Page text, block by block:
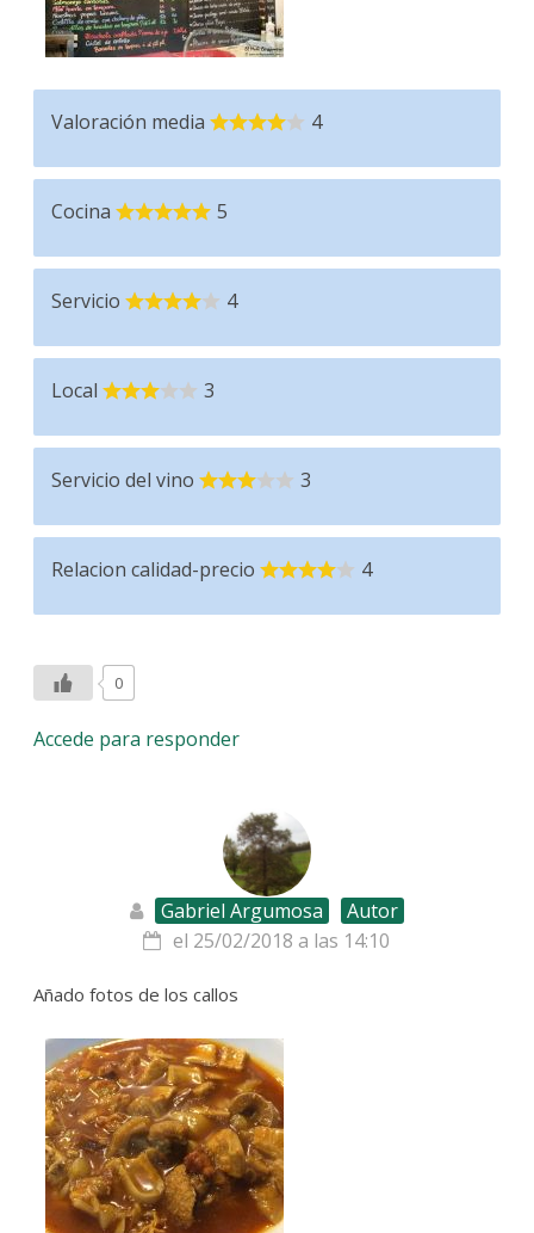
Valoración media 4
Cocina 5
Servicio 4
Local 3
Servicio del vino 3
Relacion calidad-precio 4
0
Accede para responder
Gabriel Argumosa
Autor
el 25/02/2018 a las 14:10
Añado fotos de los callos